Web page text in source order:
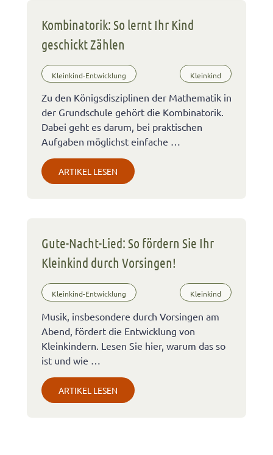
Kombinatorik: So lernt Ihr Kind
geschickt Zählen
Kleinkind-Entwicklung Kleinkind
Zu den Königsdisziplinen der Mathematik in
der Grundschule gehört die Kombinatorik.
Dabei geht es darum, bei praktischen
Aufgaben möglichst einfache …
ARTIKEL LESEN
Gute-Nacht-Lied: So fördern Sie Ihr
Kleinkind durch Vorsingen!
Kleinkind-Entwicklung Kleinkind
Musik, insbesondere durch Vorsingen am
Abend, fördert die Entwicklung von
Kleinkindern. Lesen Sie hier, warum das so
ist und wie …
ARTIKEL LESEN